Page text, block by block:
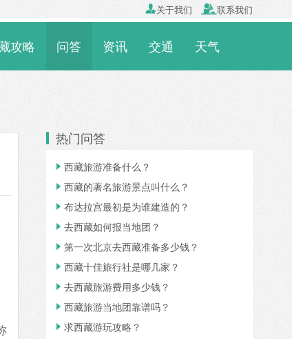
关于我们 联系我们
攻略 问答 资讯 交通 天气
热门问答
 西藏旅游准备什么？
 西藏的著名旅游景点叫什么？
 布达拉宫最初是为谁建造的？
 去西藏如何报当地团？
 第一次北京去西藏准备多少钱？
 西藏十佳旅行社是哪几家？
 去西藏旅游费用多少钱？
 西藏旅游当地团靠谱吗？
 求西藏游玩攻略？